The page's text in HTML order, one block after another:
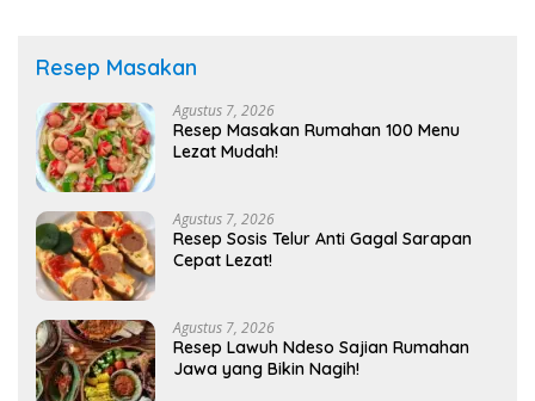
Resep Masakan
Agustus 7, 2026
Resep Masakan Rumahan 100 Menu
Lezat Mudah!
Agustus 7, 2026
Resep Sosis Telur Anti Gagal Sarapan
Cepat Lezat!
Agustus 7, 2026
Resep Lawuh Ndeso Sajian Rumahan
Jawa yang Bikin Nagih!